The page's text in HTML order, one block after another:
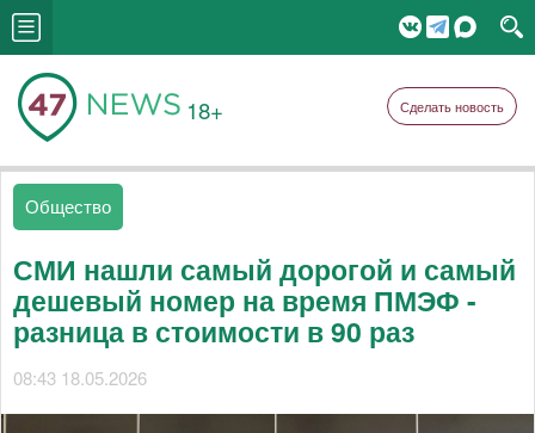
18+ Сделать новость
Общество
СМИ нашли самый дорогой и самый
дешевый номер на время ПМЭФ -
разница в стоимости в 90 раз
08:43 18.05.2026